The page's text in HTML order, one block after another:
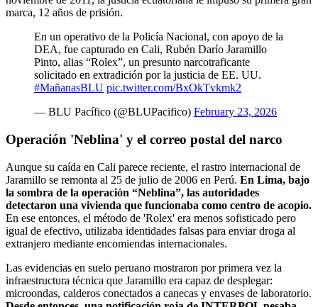
marca, 12 años de prisión.
En un operativo de la Policía Nacional, con apoyo de la
DEA, fue capturado en Cali, Rubén Darío Jaramillo
Pinto, alias “Rolex”, un presunto narcotraficante
solicitado en extradición por la justicia de EE. UU.
#MañanasBLU pic.twitter.com/BxOkTvkmk2
— BLU Pacífico (@BLUPacifico) February 23, 2026
Operación 'Neblina' y el correo postal del narco
Aunque su caída en Cali parece reciente, el rastro internacional de
Jaramillo se remonta al 25 de julio de 2006 en Perú. En Lima, bajo
la sombra de la operación “Neblina”, las autoridades
detectaron una vivienda que funcionaba como centro de acopio.
En ese entonces, el método de 'Rolex' era menos sofisticado pero
igual de efectivo, utilizaba identidades falsas para enviar droga al
extranjero mediante encomiendas internacionales.
Las evidencias en suelo peruano mostraron por primera vez la
infraestructura técnica que Jaramillo era capaz de desplegar:
microondas, calderos conectados a canecas y envases de laboratorio.